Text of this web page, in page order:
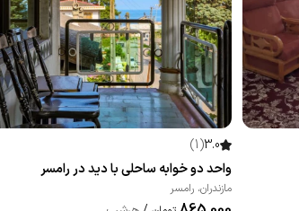
3.0
(
1
)
واحد دو خوابه ساحلی با دید در رامسر
مازندران، رامسر